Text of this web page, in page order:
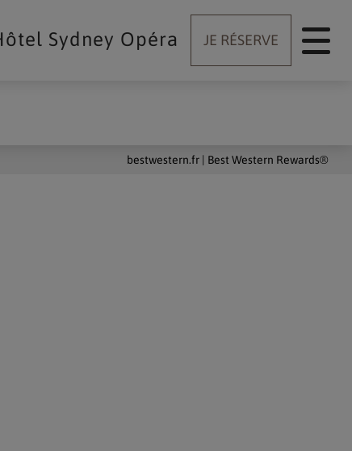
Sydney Opéra JE RÉSERVE
bestwestern.fr Best Western Rewards®